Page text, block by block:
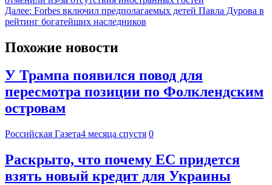
Далее: Forbes включил предполагаемых детей Павла Дурова в
рейтинг богатейших наследников
Похожие новости
У Трампа появился повод для
пересмотра позиции по Фолклендским
островам
Российская Газета4 месяца спустя 0
Раскрыто, что почему ЕС придется
взять новый кредит для Украины